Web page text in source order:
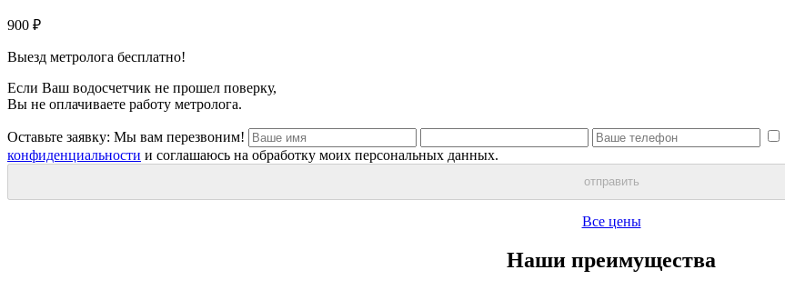
900 ₽
Выезд метролога бесплатно!
Если Ваш водосчетчик не прошел поверку,
Вы не оплачиваете работу метролога.
Оставьте заявку: Мы вам перезвоним!
конфиденциальности и соглашаюсь на обработку моих персональных данных.
отправить
Все цены
Наши преимущества